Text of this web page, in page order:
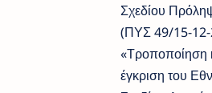
Σχεδίου
(ΠΥΣ 49/15-
«Τροποποίηση
έγκριση του